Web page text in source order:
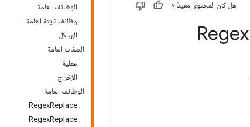
الوظائف العامة
وظائف ثابتة العامة
الهياكل
الصفات العامة
عملية
الإخراج
الوظائف العامة
RegexReplace
RegexReplace
هل كان المحتوى مفيدًا؟